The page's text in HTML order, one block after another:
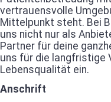
vertrauensvolle
Mittelpunkt steht. Bei
uns nicht nur als
Partner für deine
uns für die langfristige
Lebensqualität ein.
Anschrift